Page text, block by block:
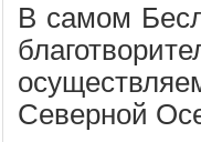
В самом
Северной